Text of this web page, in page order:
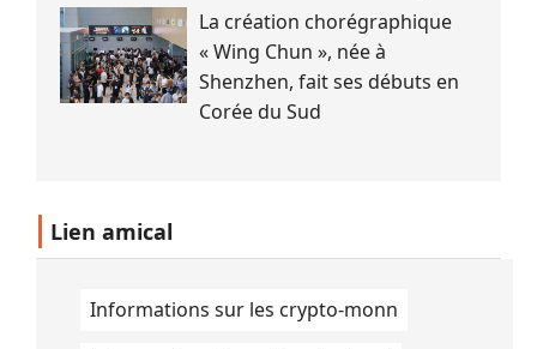
Robotics)
La création chorégraphique
« Wing Chun », née à
Shenzhen, fait ses débuts en
Corée du Sud
Lien amical
Informations sur les crypto-monn